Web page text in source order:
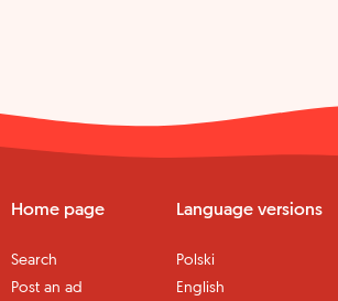
Home page
Search
Post an ad
Language versions
Polski
English